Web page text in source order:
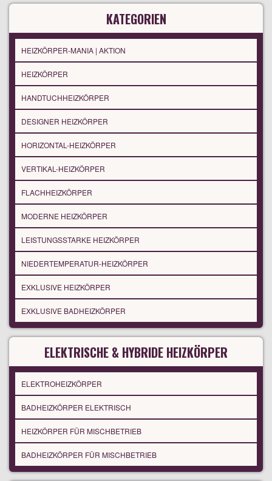
KATEGORIEN
HEIZKÖRPER-MANIA | AKTION
HEIZKÖRPER
HANDTUCHHEIZKÖRPER
DESIGNER HEIZKÖRPER
HORIZONTAL-HEIZKÖRPER
VERTIKAL-HEIZKÖRPER
FLACHHEIZKÖRPER
MODERNE HEIZKÖRPER
LEISTUNGSSTARKE HEIZKÖRPER
NIEDERTEMPERATUR-HEIZKÖRPER
EXKLUSIVE HEIZKÖRPER
EXKLUSIVE BADHEIZKÖRPER
ELEKTRISCHE & HYBRIDE HEIZKÖRPER
ELEKTROHEIZKÖRPER
BADHEIZKÖRPER ELEKTRISCH
HEIZKÖRPER FÜR MISCHBETRIEB
BADHEIZKÖRPER FÜR MISCHBETRIEB